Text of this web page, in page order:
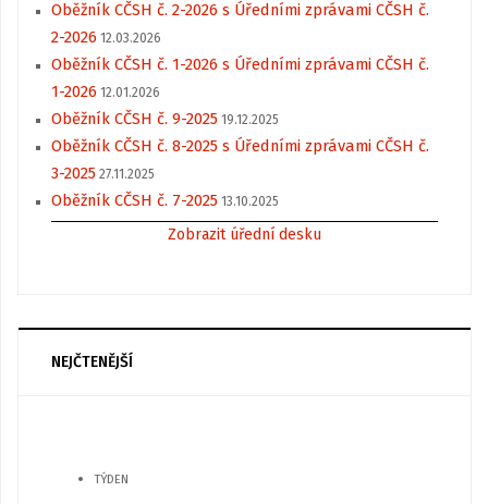
Oběžník CČSH č. 2-2026 s Úředními zprávami CČSH č.
2-2026 12.03.2026
Oběžník CČSH č. 1-2026 s Úředními zprávami CČSH č.
1-2026 12.01.2026
Oběžník CČSH č. 9-2025 19.12.2025
Oběžník CČSH č. 8-2025 s Úředními zprávami CČSH č.
3-2025 27.11.2025
Oběžník CČSH č. 7-2025 13.10.2025
Zobrazit úřední desku
NEJČTENĚJŠÍ
TÝDEN